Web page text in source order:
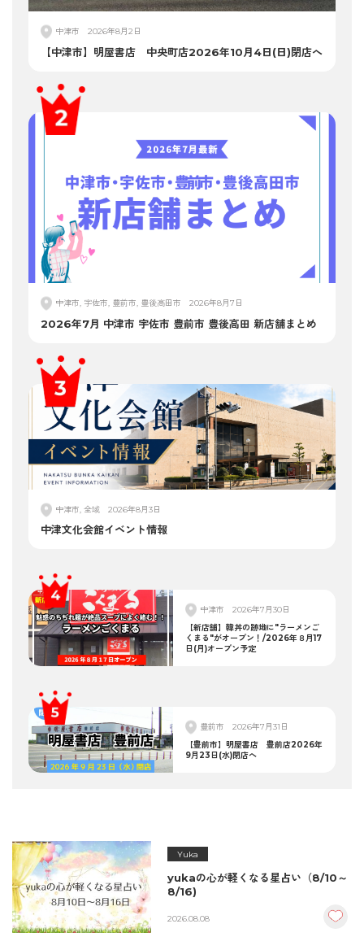
中津市 2026年8月2日
【中津市】明屋書店 中央町店2026年10月4日(日)閉店へ
中津市, 宇佐市, 豊前市, 豊後高田市 2026年8月7日
2026年7月 中津市 宇佐市 豊前市 豊後高田 新店舗まとめ
中津市, 全域 2026年8月3日
中津文化会館イベント情報
中津市
2026年7月30日
【新店舗】韓丼の跡地に"ラーメンご
くまる"がオープン！/2026年８月17
日(月)オープン予定
豊前市
2026年7月31日
【豊前市】明屋書店 豊前店2026年
9月23日(水)閉店へ
Yuka
yukaの心が軽くなる星占い（8/10～
8/16)
2026.08.08